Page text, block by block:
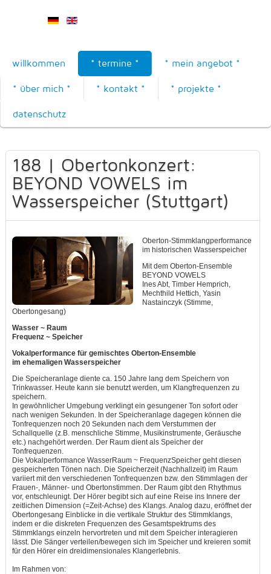
willkommen * termine * * mein angebot *
* über mich * * kontakt * * projekte *
datenschutz
188 | Obertonkonzert:
BEYOND VOWELS im
Wasserspeicher (Stuttgart)
Oberton-Stimmklangperformance
im historischen Wasserspeicher
Mit dem Oberton-Ensemble
BEYOND VOWELS
Ines Abt, Timber Hemprich,
Mechthild Hettich, Yasin
Nastainczyk (Stimme,
Obertongesang)
Wasser ~ Raum
Frequenz ~ Speicher
Vokalperformance für gemischtes Oberton-Ensemble
im ehemaligen Wasserspeicher
Die Speicheranlage diente ca. 150 Jahre lang dem Speichern von
Trinkwasser. Heute kann sie benutzt werden, um Klangfrequenzen zu
speichern.
In gewöhnlicher Umgebung verklingt ein gesungener Ton sofort oder
nach wenigen Sekunden. In der Speicheranlage dagegen können die
Tonfrequenzen noch 20 Sekunden nach dem Verstummen der
Schallquelle (z.B. menschliche Stimme, Musikinstrumente, Geräusche
etc.) nachgehört werden. Der Raum dient als Speicher der
Tonfrequenzen.
Die Vokalperformance WasserRaum ~ FrequenzSpeicher geht diesen
gespeicherten Tönen nach. Die Speicherzeit (Nachhallzeit) im Raum
variiert mit den verschiedenen Tonfrequenzen bzw. den Stimmlagen der
Frauen-, Männer- und Obertonstimmen. Der Raum gibt den Rhythmus
vor, entschleunigt. Der Hörer begibt sich auf eine Reise ins Innere der
zeitlichen Dimension (=Zeit-Achse) des Klangs. Analog dazu, eröffnet der
Obertongesang Einblicke in die vertikale Struktur des Stimmklangs,
indem er die diskreten Frequenzen des Gesamtspektrums des
Stimmklangs einzeln hervortreten und mit dem Speicher interagieren
lässt. Die Sänger verteilen/bewegen sich im Speicher und kreieren somit
für den Hörer ein dreidimensionales Klangerlebnis.
Im Rahmen von: